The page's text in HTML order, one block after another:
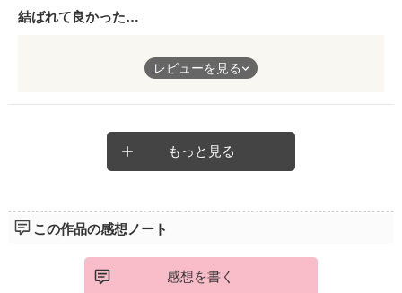
結ばれて良かった…
ふたりは順調に結ばれてお付き合いを始めたのに、まさかの凛子
ちゃんのお父さんと渚さんの父親が蟠りがあったなんて…
渚さんには、もっと凛子を追いかけて欲しかったと私情が入りな
素敵な作品でした❗
レビューを見る
もっと見る
この作品の感想ノート
感想を書く